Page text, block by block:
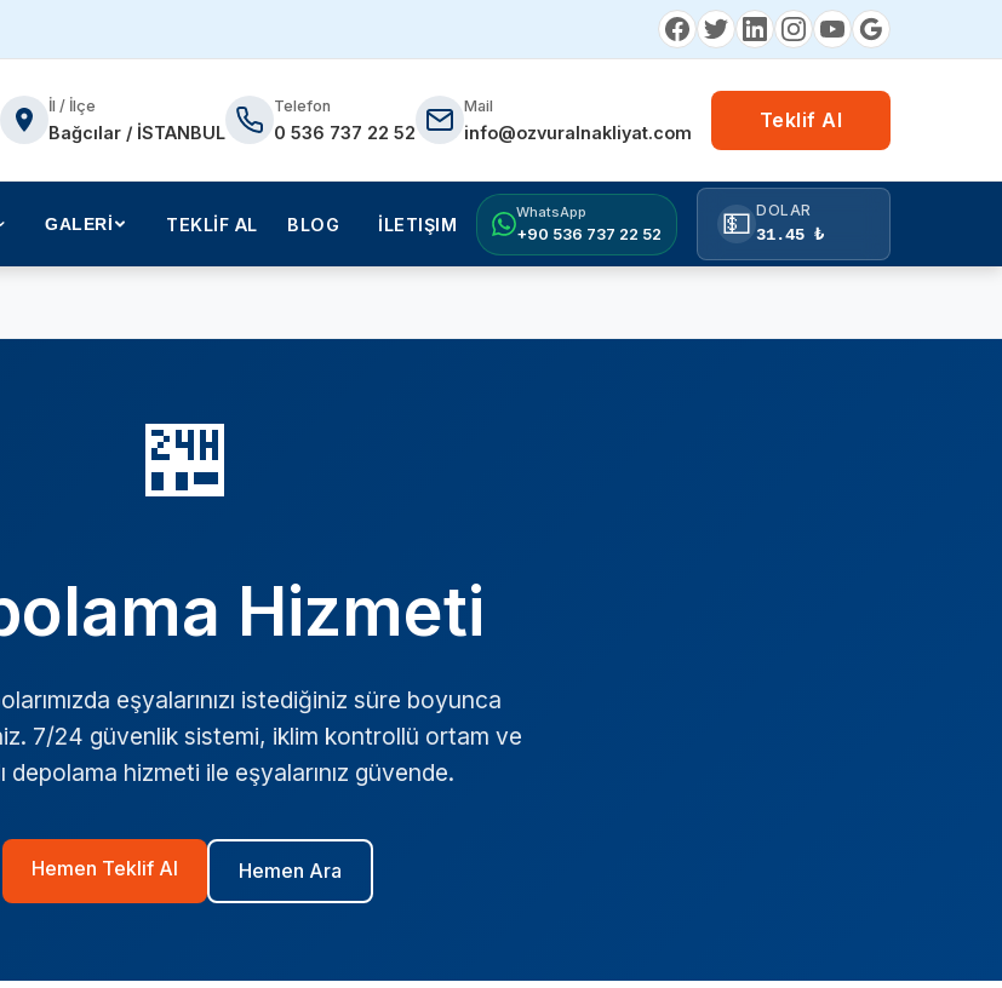
İl / İlçe
Bağcılar / İSTANBUL
Telefon
0 536 737 22 52
Mail
info@ozvuralnakliyat.com
Teklif Al
GALERİ TEKLİF AL BLOG İLETIŞIM
WhatsApp
+90 536 737 22 52 💵 DOLAR
31.45 ₺
🏪
Hizmeti
eşyalarınızı istediğiniz süre boyunca
7/24 güvenlik sistemi, iklim kontrollü ortam ve
depolama hizmeti ile eşyalarınız güvende.
Hemen Teklif Al Hemen Ara